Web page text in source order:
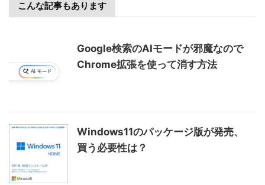
こんな記事もあります
Google検索のAIモードが邪魔なので
Chrome拡張を使って消す方法
Windows11のパッケージ版が発売、
買う必要性は？